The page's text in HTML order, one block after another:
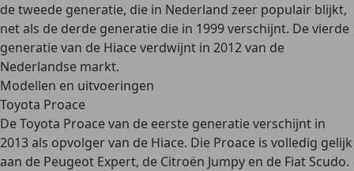
de tweede generatie, die in Nederland zeer populair blijkt,
net als de derde generatie die in 1999 verschijnt. De vierde
generatie van de Hiace verdwijnt in 2012 van de
Nederlandse markt.
Modellen en uitvoeringen
Toyota Proace
De Toyota Proace van de eerste generatie verschijnt in
2013als opvolger van de Hiace. Die Proace is volledig gelijk
aan de Peugeot Expert, de Citroën Jumpy en de Fiat Scudo.